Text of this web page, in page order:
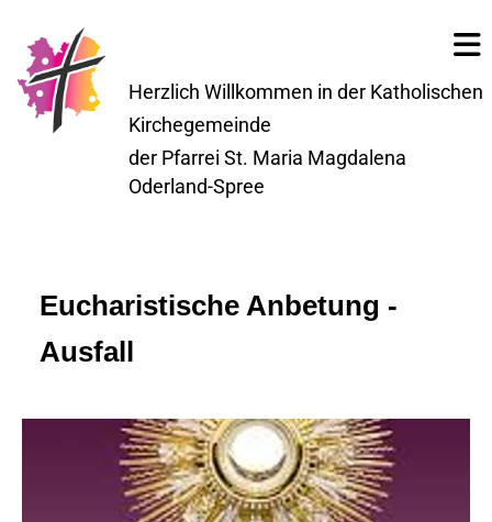
Herzlich Willkommen in der Katholischen
Kirchegemeinde
der Pfarrei St. Maria Magdalena
Oderland-Spree
Eucharistische Anbetung -
Ausfall